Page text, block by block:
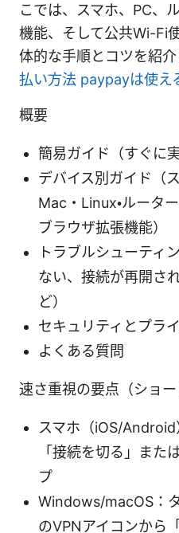
こでは、スマホ、PC、
機能、そして公共Wi-Fi
体的な手順とコツを紹介
払い方法 paypayは使え
概要
簡易ガイド（すぐに
デバイス別ガイド（ス
Mac・Linux・ルータ
ブラウザ拡張機能）
トラブルシューティ
ない、接続が再開さ
ど）
セキュリティとプラ
よくある質問
速さ重視の要点（ショー
スマホ（iOS/
「接続を切る」また
プ
Windows/macOS：
のVPNアイコンから